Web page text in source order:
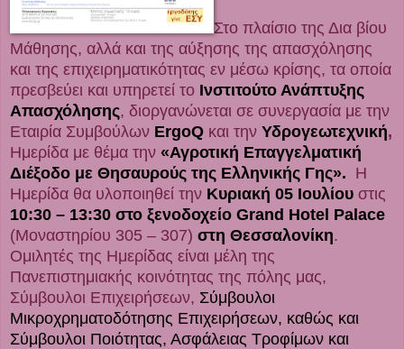
Στο πλαίσιο της Δια βίου
Μάθησης, αλλά και της αύξησης της απασχόλησης
και της επιχειρηματικότητας εν μέσω κρίσης, τα οποία
πρεσβεύει και υπηρετεί το Ινστιτούτο Ανάπτυξης
Απασχόλησης, διοργανώνεται σε συνεργασία με την
Εταιρία Συμβούλων ErgoQ και την Υδρογεωτεχνική,
Ημερίδα με θέμα την «Αγροτική Επαγγελματική
Διέξοδο με Θησαυρούς της Ελληνικής Γης». Η
Ημερίδα θα υλοποιηθεί την Κυριακή 05 Ιουλίου στις
10:30 – 13:30 στο ξενοδοχείο Grand Hotel Palace
(Μοναστηρίου 305 – 307) στη Θεσσαλονίκη.
Ομιλητές της Ημερίδας είναι μέλη της
Πανεπιστημιακής κοινότητας της πόλης μας,
Σύμβουλοι Επιχειρήσεων, Σύμβουλοι
Μικροχρηματοδότησης Επιχειρήσεων, καθώς και
Σύμβουλοι Ποιότητας, Ασφάλειας Τροφίμων και